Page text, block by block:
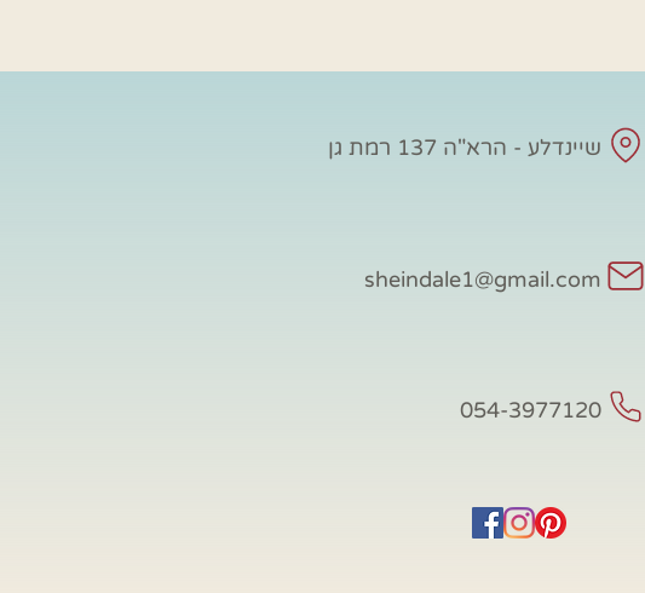
שיינדלע - הרא"ה 137 רמת גן
sheindale1@gmail.com
054-3977120